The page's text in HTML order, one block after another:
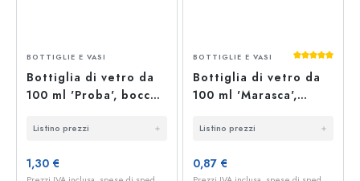
BOTTIGLIE E VASI
Bottiglia di vetro da
100 ml 'Proba', bocca:
Listino prezzi
1,30 €
BOTTIGLIE E VASI
Bottiglia di vetro da
100 ml 'Marasca',
31,5
Listino prezzi
0,87 €